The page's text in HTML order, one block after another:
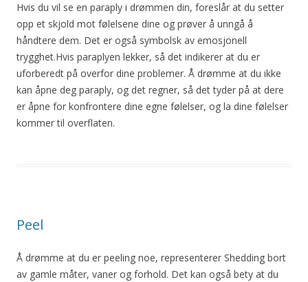
Hvis du vil se en paraply i drømmen din, foreslår at du setter
opp et skjold mot følelsene dine og prøver å unngå å
håndtere dem. Det er også symbolsk av emosjonell
trygghet.Hvis paraplyen lekker, så det indikerer at du er
uforberedt på overfor dine problemer. Å drømme at du ikke
kan åpne deg paraply, og det regner, så det tyder på at dere
er åpne for konfrontere dine egne følelser, og la dine følelser
kommer til overflaten.
Peel
Å drømme at du er peeling noe, representerer Shedding bort
av gamle måter, vaner og forhold. Det kan også bety at du